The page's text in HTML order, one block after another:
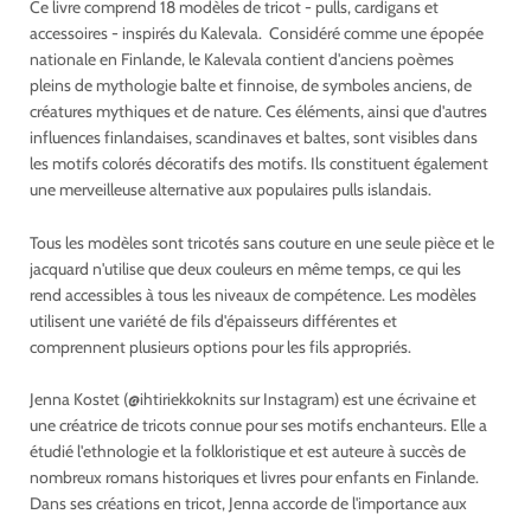
Ce livre comprend 18 modèles de tricot - pulls, cardigans et
accessoires - inspirés du Kalevala. Considéré comme une épopée
nationale en Finlande, le Kalevala contient d'anciens poèmes
pleins de mythologie balte et finnoise, de symboles anciens, de
créatures mythiques et de nature. Ces éléments, ainsi que d'autres
influences finlandaises, scandinaves et baltes, sont visibles dans
les motifs colorés décoratifs des motifs. Ils constituent également
une merveilleuse alternative aux populaires pulls islandais.
Tous les modèles sont tricotés sans couture en une seule pièce et le
jacquard n'utilise que deux couleurs en même temps, ce qui les
rend accessibles à tous les niveaux de compétence. Les modèles
utilisent une variété de fils d'épaisseurs différentes et
comprennent plusieurs options pour les fils appropriés.
Jenna Kostet (@ihtiriekkoknits sur Instagram) est une écrivaine et
une créatrice de tricots connue pour ses motifs enchanteurs. Elle a
étudié l'ethnologie et la folkloristique et est auteure à succès de
nombreux romans historiques et livres pour enfants en Finlande.
Dans ses créations en tricot, Jenna accorde de l'importance aux